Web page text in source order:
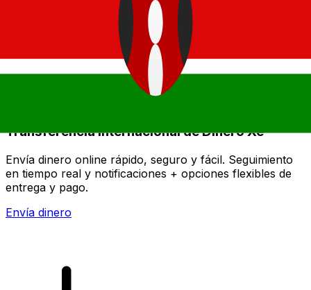
Transferencia Internacional de Dinero Xe
Envía dinero online rápido, seguro y fácil. Seguimiento
en tiempo real y notificaciones + opciones flexibles de
entrega y pago.
Envía dinero